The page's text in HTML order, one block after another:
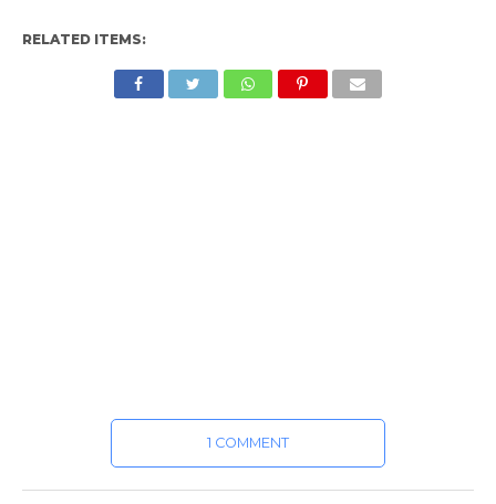
RELATED ITEMS:
1 COMMENT